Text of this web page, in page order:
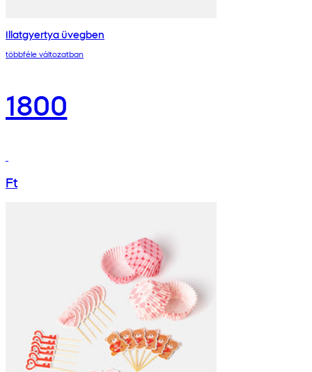
Illatgyertya üvegben
többféle változatban
1800
Ft